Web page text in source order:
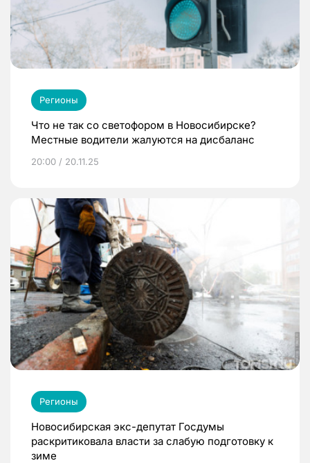
Регионы
Что не так со светофором в Новосибирске?
Местные водители жалуются на дисбаланс
20:00 / 20.11.25
Регионы
Новосибирская экс-депутат Госдумы
раскритиковала власти за слабую подготовку к
зиме